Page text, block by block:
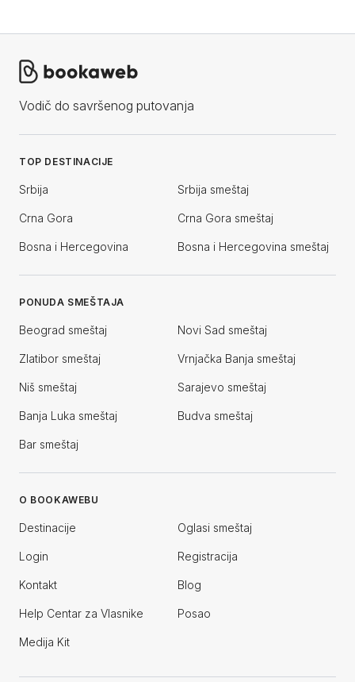
Vodič do savršenog putovanja
TOP DESTINACIJE
Srbija Srbija smeštaj
Crna Gora Crna Gora smeštaj
Bosna i Hercegovina Bosna i Hercegovina smeštaj
PONUDA SMEŠTAJA
Beograd smeštaj Novi Sad smeštaj
Zlatibor smeštaj Vrnjačka Banja smeštaj
Niš smeštaj Sarajevo smeštaj
Banja Luka smeštaj Budva smeštaj
Bar smeštaj
O BOOKAWEBU
Destinacije Oglasi smeštaj
Login Registracija
Kontakt Blog
Help Centar za Vlasnike Posao
Medija Kit